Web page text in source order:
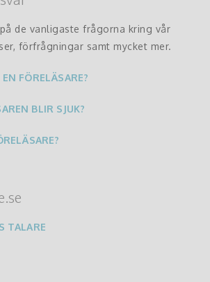
de vanligaste frågorna kring vår
förfrågningar samt mycket mer.
FÖRELÄSARE?
BLIR SJUK?
TALARE